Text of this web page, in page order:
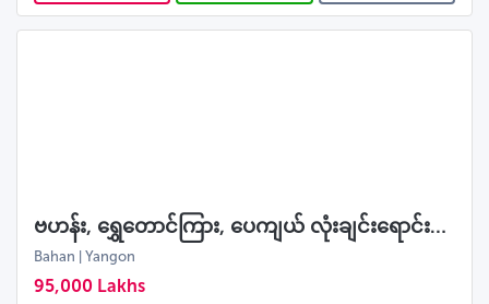
ဗဟန်း, ရွှေတောင်ကြား, ပေကျယ် လုံးချင်းရောင်းမည်
Bahan | Yangon
95,000 Lakhs